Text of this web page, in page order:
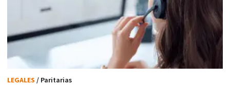
LEGALES / Paritarias